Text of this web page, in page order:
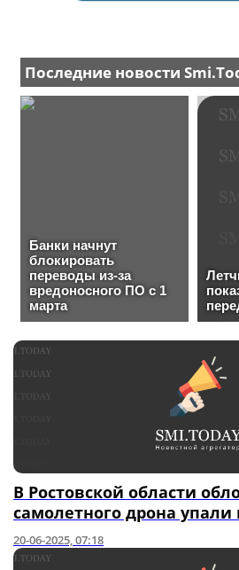
В Ростовской области
самолетного дрона упали
20-06-2025, 07:18